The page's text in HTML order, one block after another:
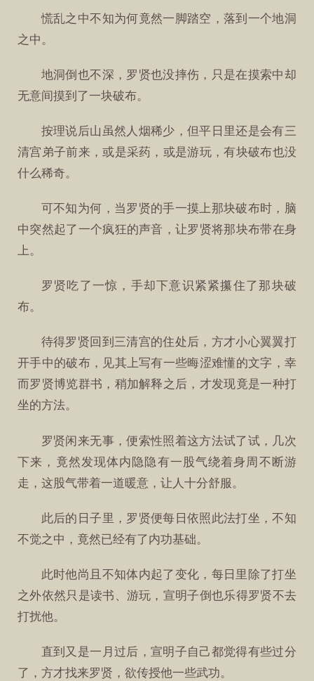
慌乱之中不知为何竟然一脚踏空，落到一个地洞
之中。
地洞倒也不深，罗贤也没摔伤，只是在摸索中却
无意间摸到了一块破布。
按理说后山虽然人烟稀少，但平日里还是会有三
清宫弟子前来，或是采药，或是游玩，有块破布也没
什么稀奇。
可不知为何，当罗贤的手一摸上那块破布时，脑
中突然起了一个疯狂的声音，让罗贤将那块布带在身
上。
罗贤吃了一惊，手却下意识紧紧攥住了那块破
布。
待得罗贤回到三清宫的住处后，方才小心翼翼打
开手中的破布，见其上写有一些晦涩难懂的文字，幸
而罗贤博览群书，稍加解释之后，才发现竟是一种打
坐的方法。
罗贤闲来无事，便索性照着这方法试了试，几次
下来，竟然发现体内隐隐有一股气绕着身周不断游
走，这股气带着一道暖意，让人十分舒服。
此后的日子里，罗贤便每日依照此法打坐，不知
不觉之中，竟然已经有了内功基础。
此时他尚且不知体内起了变化，每日里除了打坐
之外依然只是读书、游玩，宣明子倒也乐得罗贤不去
打扰他。
直到又是一月过后，宣明子自己都觉得有些过分
了，方才找来罗贤，欲传授他一些武功。